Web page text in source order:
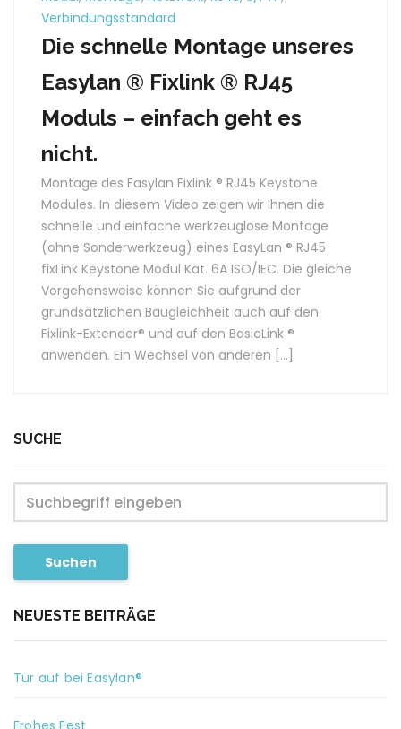
Verbindungsstandard
Die schnelle Montage unseres
Easylan ® Fixlink ® RJ45
Moduls – einfach geht es
nicht.
Montage des Easylan Fixlink ® RJ45 Keystone
Modules. In diesem Video zeigen wir Ihnen die
schnelle und einfache werkzeuglose Montage
(ohne Sonderwerkzeug) eines EasyLan ® RJ45
fixLink Keystone Modul Kat. 6A ISO/IEC. Die gleiche
Vorgehensweise können Sie aufgrund der
grundsätzlichen Baugleichheit auch auf den
Fixlink-Extender® und auf den BasicLink ®
anwenden. Ein Wechsel von anderen […]
SUCHE
Suchen
NEUESTE BEITRÄGE
Tür auf bei Easylan®
Frohes Fest